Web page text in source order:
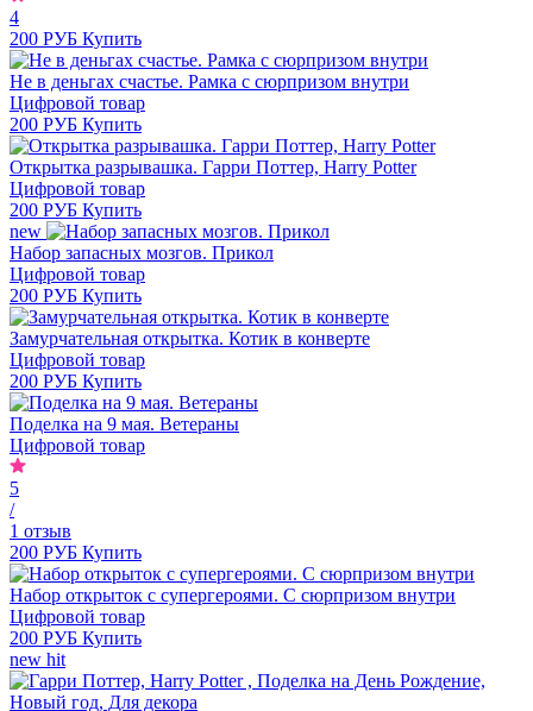
4
200 РУБ Купить
Не в деньгах счастье. Рамка с сюрпризом внутри
Цифровой товар
200 РУБ Купить
Открытка разрывашка. Гарри Поттер, Harry Potter
Цифровой товар
200 РУБ Купить
new
Набор запасных мозгов. Прикол
Цифровой товар
200 РУБ Купить
Замурчательная открытка. Котик в конверте
Цифровой товар
200 РУБ Купить
Поделка на 9 мая. Ветераны
Цифровой товар
5
/
1 отзыв
200 РУБ Купить
Набор открыток с супергероями. С сюрпризом внутри
Цифровой товар
200 РУБ Купить
new hit